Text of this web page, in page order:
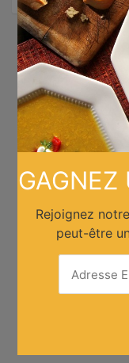
GAGNEZ
Rejoignez
peut-être